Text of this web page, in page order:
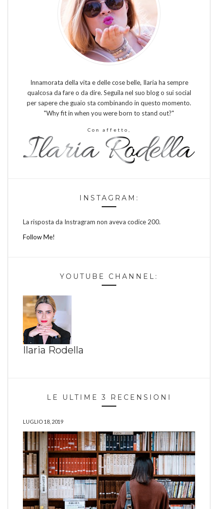
Innamorata della vita e delle cose belle, Ilaria ha sempre
qualcosa da fare o da dire. Seguila nel suo blog o sui social
per sapere che guaio sta combinando in questo momento.
"Why fit in when you were born to stand out?"
Con affetto,
INSTAGRAM:
La risposta da Instragram non aveva codice 200.
Follow Me!
YOUTUBE CHANNEL:
Ilaria Rodella
LE ULTIME 3 RECENSIONI
LUGLIO 18, 2019